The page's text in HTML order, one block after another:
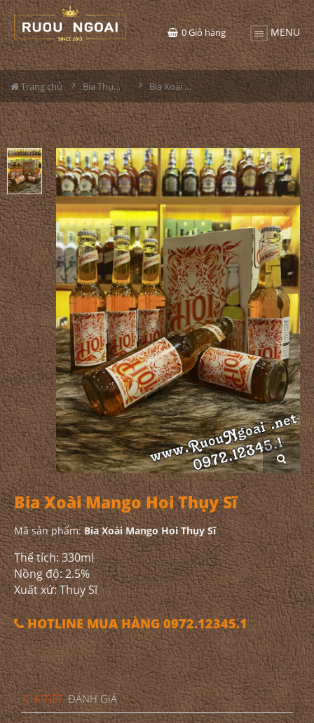
MENU
0Giỏ hàng
Trang chủ Bia Thụy Sĩ Bia Xoài Mango Hoi Thụy Sĩ
Bia Xoài Mango Hoi Thụy Sĩ
Mã sản phẩm:Bia Xoài Mango Hoi Thụy Sĩ
Thể tích: 330ml
Nồng độ: 2.5%
Xuất xứ: Thụy Sĩ
HOTLINE MUA HÀNG 0972.12345.1
CHI TIẾT ĐÁNH GIÁ